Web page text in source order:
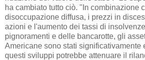
ha cambiato tutto ciò. "In combinazione
disoccupazione diffusa, i prezzi in
azioni e l'aumento dei tassi di
pignoramenti e delle bancarotte, gli
Americane sono stati significativamente
questi sviluppi potrebbe attenuare il